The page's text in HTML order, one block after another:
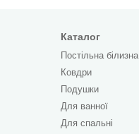
Каталог
Постільна білизна
Ковдри
Подушки
Для ванної
Для спальні